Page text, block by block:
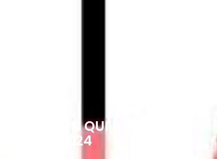
LA MAISON QUI REND FOU 02
JUILLET 2024